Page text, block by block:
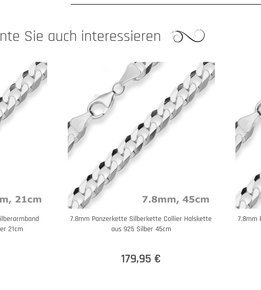
Sie auch interessieren
21cm
7,8mm Panzerkette Silberkette Collier Halskette
aus 925 Silber 45cm
179,95 €
7,8mm